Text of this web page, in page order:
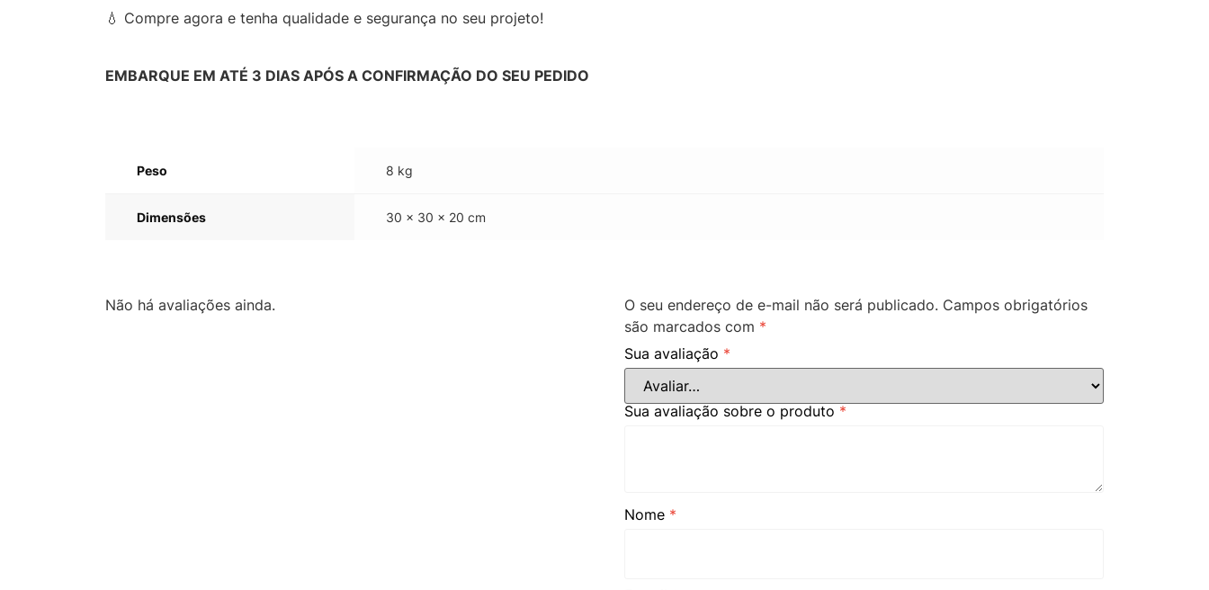
💧 Compre agora e tenha qualidade e segurança no seu projeto!
EMBARQUE EM ATÉ 3 DIAS APÓS A CONFIRMAÇÃO DO SEU PEDIDO
Peso 8 kg
Dimensões 30 × 30 × 20 cm
Não há avaliações ainda. O seu endereço de e-mail não será publicado. Campos obrigatórios
são marcados com *
Sua avaliação *
Sua avaliação sobre o produto *
Nome *